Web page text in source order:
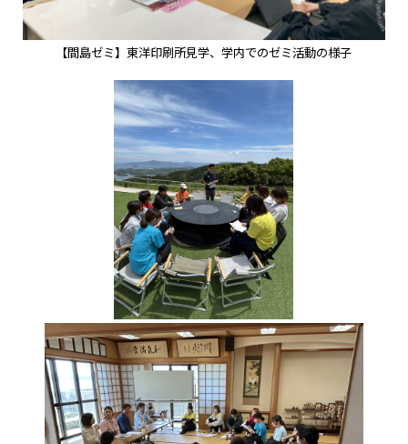
【間島ゼミ】東洋印刷所見学、学内でのゼミ活動の様子